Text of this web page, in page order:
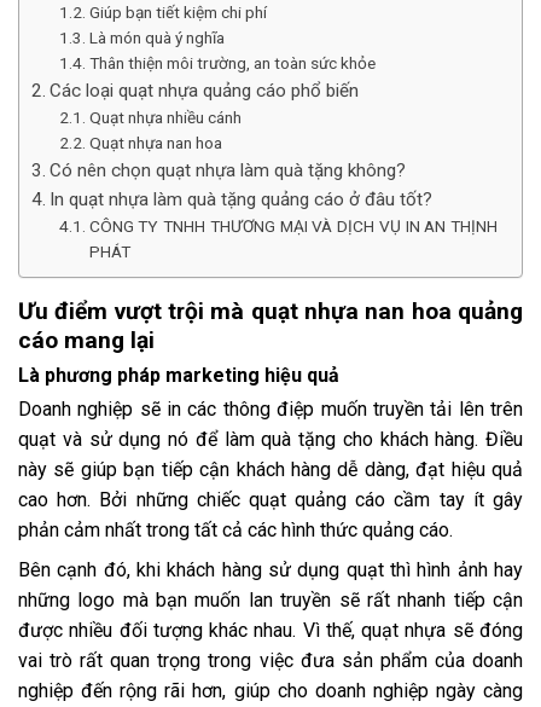
Giúp bạn tiết kiệm chi phí
Là món quà ý nghĩa
Thân thiện môi trường, an toàn sức khỏe
Các loại quạt nhựa quảng cáo phổ biến
Quạt nhựa nhiều cánh
Quạt nhựa nan hoa
Có nên chọn quạt nhựa làm quà tặng không?
In quạt nhựa làm quà tặng quảng cáo ở đâu tốt?
CÔNG TY TNHH THƯƠNG MẠI VÀ DỊCH VỤ IN AN THỊNH
PHÁT
Ưu điểm vượt trội mà quạt nhựa nan hoa quảng
cáo mang lại
Là phương pháp marketing hiệu quả
Doanh nghiệp sẽ in các thông điệp muốn truyền tải lên trên
quạt và sử dụng nó để làm quà tặng cho khách hàng. Điều
này sẽ giúp bạn tiếp cận khách hàng dễ dàng, đạt hiệu quả
cao hơn. Bởi những chiếc quạt quảng cáo cầm tay ít gây
phản cảm nhất trong tất cả các hình thức quảng cáo.
Bên cạnh đó, khi khách hàng sử dụng quạt thì hình ảnh hay
những logo mà bạn muốn lan truyền sẽ rất nhanh tiếp cận
được nhiều đối tượng khác nhau. Vì thế, quạt nhựa sẽ đóng
vai trò rất quan trọng trong việc đưa sản phẩm của doanh
nghiệp đến rộng rãi hơn, giúp cho doanh nghiệp ngày càng